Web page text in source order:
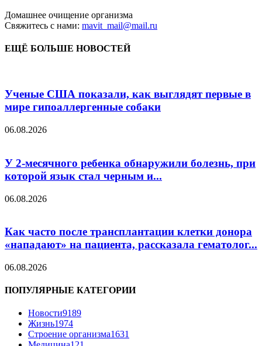
Домашнее очищение организма
Свяжитесь с нами: mavit_mail@mail.ru
ЕЩЁ БОЛЬШЕ НОВОСТЕЙ
Ученые США показали, как выглядят первые в
мире гипоаллергенные собаки
06.08.2026
У 2-месячного ребенка обнаружили болезнь, при
которой язык стал черным и...
06.08.2026
Как часто после трансплантации клетки донора
«нападают» на пациента, рассказала гематолог...
06.08.2026
ПОПУЛЯРНЫЕ КАТЕГОРИИ
Новости9189
Жизнь1974
Строение организма1631